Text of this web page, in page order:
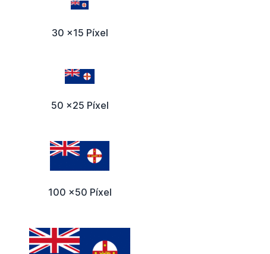
30 x15 Píxel
50 x25 Píxel
100 x50 Píxel